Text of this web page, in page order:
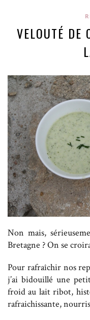
VELOUTÉ DE
Non mais,
Bretagne ? On se
Pour rafraîchir nos
j’ai bidouillé une
froid au lait ribot,
rafraichissante,